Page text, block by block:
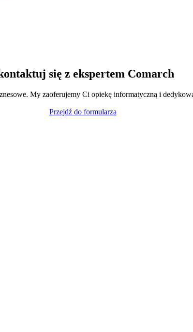
się z ekspertem Comarch
My zaoferujemy Ci opiekę informatyczną i
Przejdź do formularza